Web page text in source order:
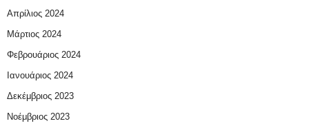
Απρίλιος 2024
Μάρτιος 2024
Φεβρουάριος 2024
Ιανουάριος 2024
Δεκέμβριος 2023
Νοέμβριος 2023